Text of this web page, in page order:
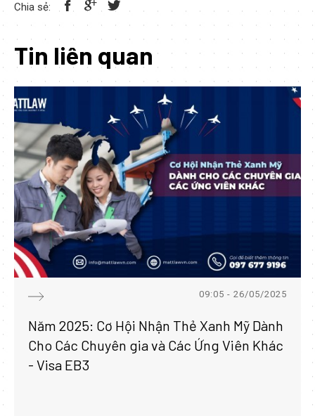
Chia sẻ:
Tin liên quan
09:05 - 26/05/2025
Năm 2025: Cơ Hội Nhận Thẻ Xanh Mỹ Dành
Cho Các Chuyên gia và Các Ứng Viên Khác
- Visa EB3